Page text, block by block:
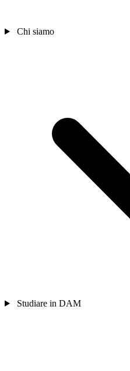
Chi siamo
Studiare in DAM